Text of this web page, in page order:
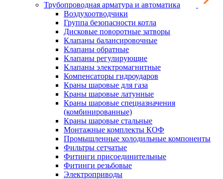
Трубопроводная арматура и автоматика
Воздухоотводчики
Группа безопасности котла
Дисковые поворотные затворы
Клапаны балансировочные
Клапаны обратные
Клапаны регулирующие
Клапаны электромагнитные
Компенсаторы гидроударов
Краны шаровые для газа
Краны шаровые латунные
Краны шаровые спецназначения
(комбинированные)
Краны шаровые стальные
Монтажные комплекты КОФ
Промышленные холодильные компоненты
Фильтры сетчатые
Фитинги присоединительные
Фитинги резьбовые
Электроприводы